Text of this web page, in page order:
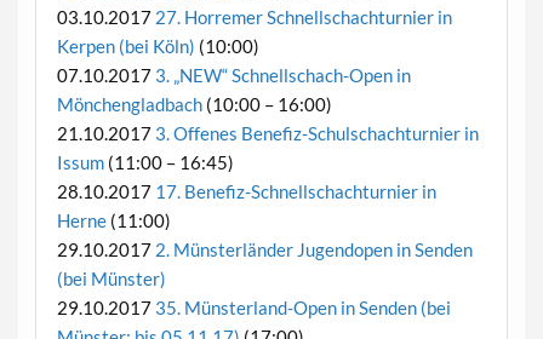
03.10.2017 27. Horremer Schnellschachturnier in
Kerpen (bei Köln) (10:00)
07.10.2017 3. „NEW“ Schnellschach-Open in
Mönchengladbach (10:00 – 16:00)
21.10.2017 3. Offenes Benefiz-Schulschachturnier in
Issum (11:00 – 16:45)
28.10.2017 17. Benefiz-Schnellschachturnier in
Herne (11:00)
29.10.2017 2. Münsterländer Jugendopen in Senden
(bei Münster)
29.10.2017 35. Münsterland-Open in Senden (bei